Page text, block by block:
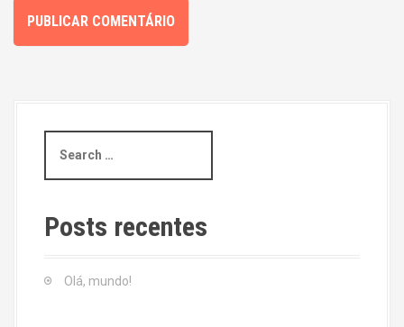
a
c
h
Posts recentes
Olá, mundo!